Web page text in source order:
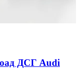
ДСГ Audi